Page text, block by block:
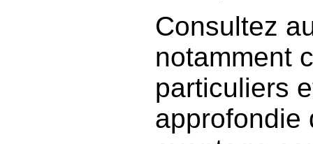
Consultez
notamment
particuliers
approfondie